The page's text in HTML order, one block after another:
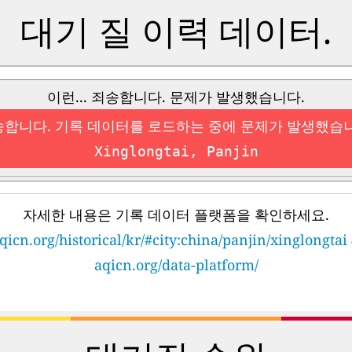
대기 질 이력 데이터.
이런... 죄송합니다. 문제가 발생했습니다.
합니다. 기록 데이터를 로드하는 중에 문제가 발생했습
Xinglongtai, Panjin
자세한 내용은 기록 데이터 플랫폼을 확인하세요.
historical/kr/#city:china/panjin/xinglongtai
aqicn.org/data-platform/